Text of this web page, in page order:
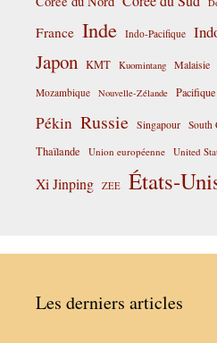
France Inde Indo-Pacifique
Japon KMT Kuomintang Malaisie
Mozambique Nouvelle-Zélande Pacifique
Pékin Russie Singapour South
Thaïlande Union européenne United
Xi Jinping ZEE États-
Les derniers articles